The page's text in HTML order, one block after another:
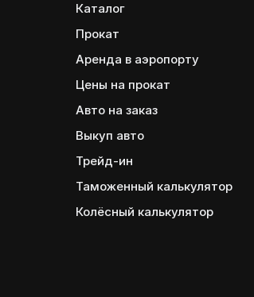
Каталог
Прокат
Аренда в аэропорту
Цены на прокат
Авто на заказ
Выкуп авто
Трейд-ин
Таможенный калькулятор
Колёсный калькулятор